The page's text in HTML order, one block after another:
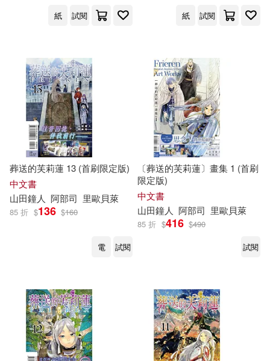
紙 試閱 紙 試閱
葬送的芙莉蓮 13 (首刷限定版)
中文書
山田鐘人 阿部司 里歐貝萊
85 折 $136 $160
電 試閱
〔葬送的芙莉蓮〕畫集 1 (首刷
限定版)
中文書
山田鐘人 阿部司 里歐貝萊
85 折 $416 $490
試閱